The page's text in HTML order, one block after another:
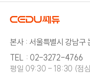
본사 : 서울특별시 강남구
TEL : 02-3272-4766
평일 09:30 - 18:30 (점